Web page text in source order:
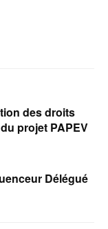
des droits
projet PAPEV
Délégué